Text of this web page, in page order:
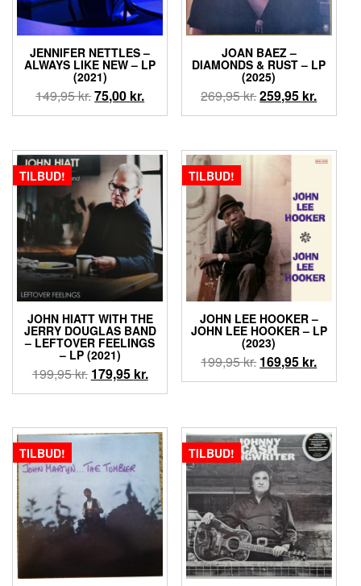
JENNIFER NETTLES –
ALWAYS LIKE NEW – LP
(2021)
149,95kr.Den
oprindelige
var:
149,95 kr..
75,00 kr.Den
aktuelle
er:
75,00 kr..
JOAN BAEZ –
DIAMONDS & RUST – LP
(2025)
269,95kr.Den
oprindelige
var:
269,95 kr..
259,95 kr.Den
aktuelle
er:
259,95
TILBUD!
JOHN HIATT WITH THE
JERRY DOUGLAS BAND
– LEFTOVER FEELINGS
– LP (2021)
199,95kr. Den
oprindelige
var:
179,95 kr.Den
aktuelle
er:
179,95 kr..
TILBUD!
JOHN LEE HOOKER –
JOHN LEE HOOKER – LP
(2023)
199,95kr. Den
oprindelige
199,95 kr..
169,95 kr.Den
aktuelle
169,95
TILBUD! TILBUD!